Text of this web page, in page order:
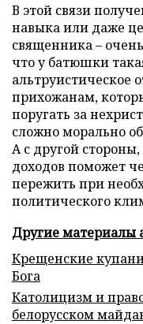
В этой связи
навыка или даже
священника –
что у батюшки
альтруистическое
прихожанам,
поругать за
сложно морально
А с другой
доходов поможет
пережить при
политического
Другие материалы
Крещенские
Бога
Католицизм и
белорусском